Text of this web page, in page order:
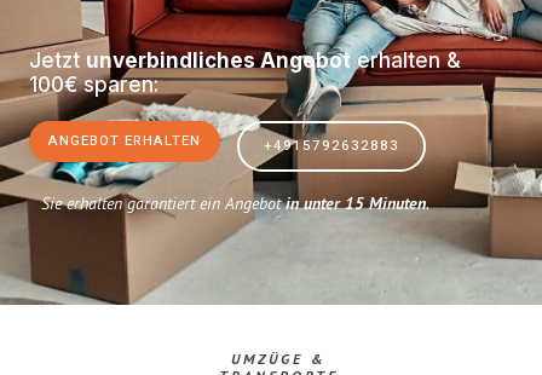
Jetzt unverbindliches Angeboterhalten &
100€ sparen:
ANGEBOT ERHALTEN +4915792632883
Sie erhalten garantiert ein Angebotin unter 15 Minuten.
UMZÜGE &